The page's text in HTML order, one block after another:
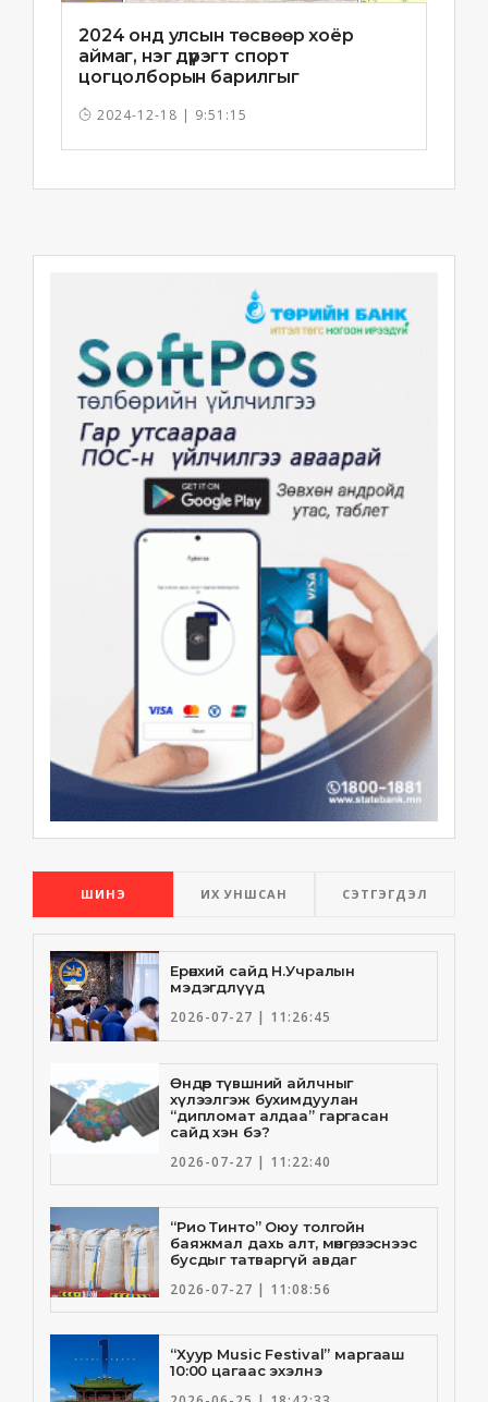
2024 онд улсын төсвөөр хоёр
аймаг, нэг дүүрэгт спорт
цогцолборын барилгыг
2024-12-18 | 9:51:15
ШИНЭ ИХ УНШСАН СЭТГЭГДЭЛ
Ерөнхий сайд Н.Учралын
мэдэгдлүүд
2026-07-27 | 11:26:45
Өндөр түвшний айлчныг
хүлээлгэж бухимдуулан
“дипломат алдаа” гаргасан
сайд хэн бэ?
2026-07-27 | 11:22:40
“Рио Тинто” Оюу толгойн
баяжмал дахь алт, мөнгө, зэснээс
бусдыг татваргүй авдаг
2026-07-27 | 11:08:56
“Хуур Music Festival” маргааш
10:00 цагаас эхэлнэ